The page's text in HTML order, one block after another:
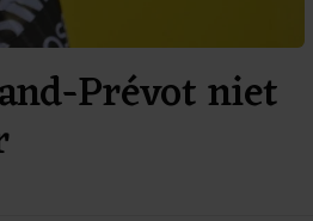
Prévot niet